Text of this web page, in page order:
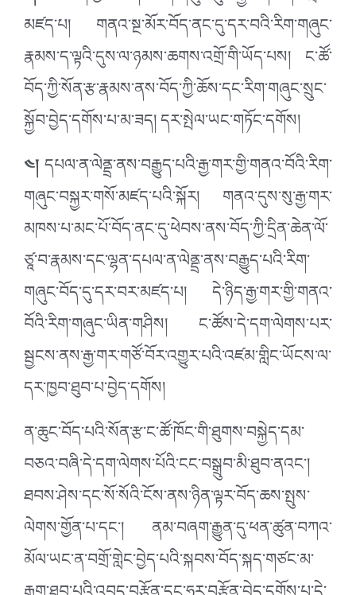
མཛད་པ། གནའ་སྔ་མོར་བོད་ནང་དུ་དར་བའི་རིག་གཞུང་
རྣམས་ད་ལྟའི་དུས་ལ་ཉམས་ཆགས་འགྲོ་གི་ཡོད་པས། ང་ཚོ་
བོད་ཀྱི་སོན་རྩ་རྣམས་ནས་བོད་ཀྱི་ཆོས་དང་རིག་གཞུང་སྲུང་
སྐྱོབ་བྱེད་དགོས་པ་མ་ཟད། དར་སྤེལ་ཡང་གཏོང་དགོས།
༤།དཔལ་ན་ལེནྡྲ་ནས་བརྒྱུད་པའི་རྒྱ་གར་གྱི་གནའ་བོའི་རིག་
གཞུང་བསྐྱར་གསོ་མཛད་པའི་སྐོར། གནའ་དུས་སུ་རྒྱ་གར་
མཁས་པ་མང་པོ་བོད་ནང་དུ་ཕེབས་ནས་བོད་ཀྱི་དྲིན་ཆེན་ལོ་
ཙཱ་བ་རྣམས་དང་ལྷན་དཔལ་ན་ལེནྡྲ་ནས་བརྒྱུད་པའི་རིག་
གཞུང་བོད་དུ་དར་བར་མཛད་པ། དེ་ཉིད་རྒྱ་གར་གྱི་གནའ་
བོའི་རིག་གཞུང་ཡིན་གཤིས། ང་ཚོས་དེ་དག་ལེགས་པར་
སྦྱངས་ནས་རྒྱ་གར་གཙོ་བོར་འགྱུར་པའི་འཛམ་གླིང་ཡོངས་ལ་
དར་ཁྱབ་ཐུབ་པ་བྱེད་དགོས།
ན་ཆུང་བོད་པའི་སོན་རྩ་ང་ཚོ་ཁོང་གི་ཐུགས་བསྐྱེད་དམ་
བཅའ་བཞི་དེ་དག་ལེགས་པོའི་ངང་བསྒྲུབ་མི་ཐུབ་ནའང་།
ཐབས་ཤེས་དང་སོ་སོའི་ངོས་ནས་ཉིན་ལྟར་བོད་ཆས་སྤུས་
ལེགས་གྱོན་པ་དང་། ནམ་བཞག་རྒྱུན་དུ་ཕན་ཚུན་བཀའ་
མོལ་ཡང་ན་བགྲོ་གླེང་བྱེད་པའི་སྐབས་བོད་སྐད་གཙང་མ་